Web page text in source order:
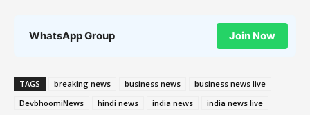
WhatsApp Group Join Now
TAGS breaking news business news
business news live
DevbhoomiNews
hindi news india news india news live